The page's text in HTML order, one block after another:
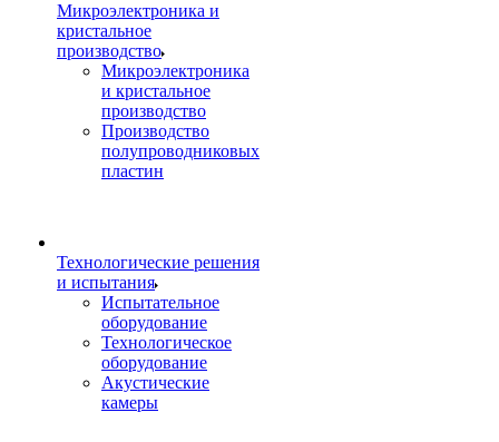
Микроэлектроника и
кристальное
производство
Микроэлектроника
и кристальное
производство
Производство
полупроводниковых
пластин
Технологические решения
и испытания
Испытательное
оборудование
Технологическое
оборудование
Акустические
камеры